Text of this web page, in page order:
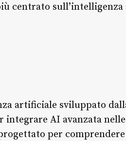
centrato
artificiale sviluppato
integrare AI avanzata
per